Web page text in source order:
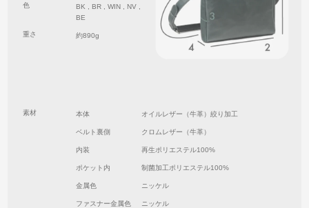
色
BK , BR , WIN , NV ,
BE
重さ 約890g
素材 本体 オイルレザー（牛革）絞り加工
ベルト裏側 クロムレザー（牛革）
内装 再生ポリエステル100%
ポケット内 制菌加工ポリエステル100%
金属色 ニッケル
ファスナー金属色 ニッケル